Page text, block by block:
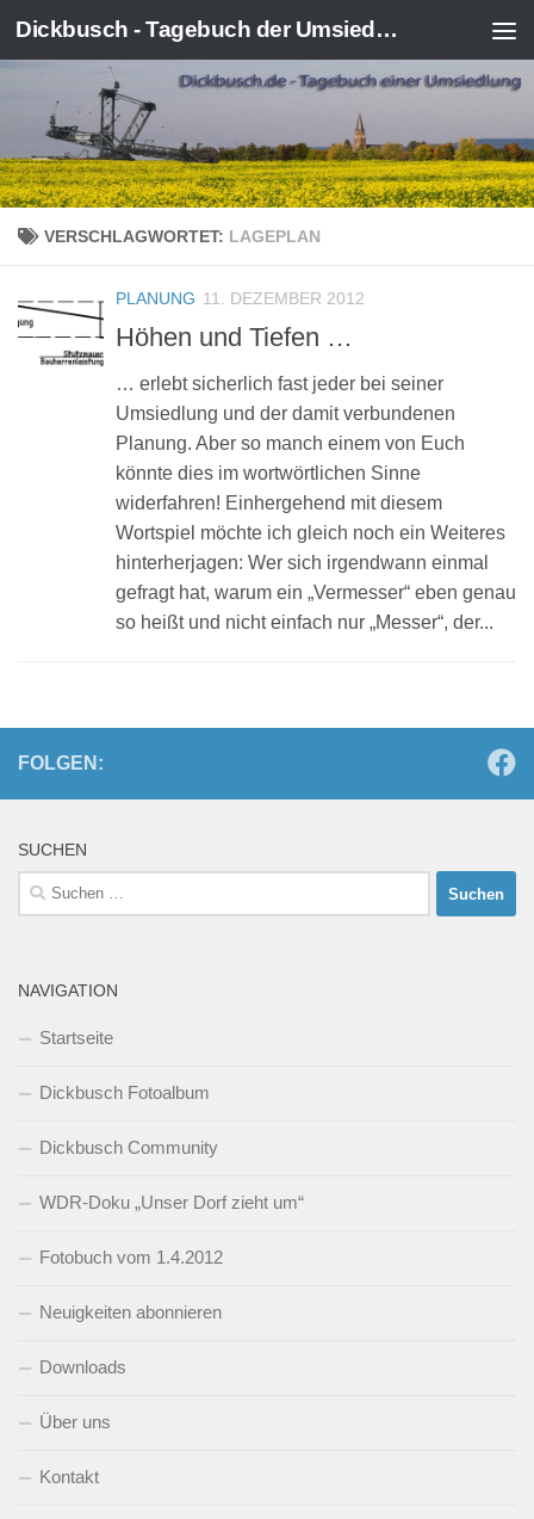
Zum Inhalt springen Dickbusch - Tagebuch der Umsiedlung von Kerpen-Manheim
VERSCHLAGWORTET: LAGEPLAN
PLANUNG 11. DEZEMBER 2012
Höhen und Tiefen …
… erlebt sicherlich fast jeder bei seiner
Umsiedlung und der damit verbundenen
Planung. Aber so manch einem von Euch
könnte dies im wortwörtlichen Sinne
widerfahren! Einhergehend mit diesem
Wortspiel möchte ich gleich noch ein Weiteres
hinterherjagen: Wer sich irgendwann einmal
gefragt hat, warum ein „Vermesser“ eben genau
so heißt und nicht einfach nur „Messer“, der...
FOLGEN:
SUCHEN
Suchen
nach:
NAVIGATION
Startseite
Dickbusch Fotoalbum
Dickbusch Community
WDR-Doku „Unser Dorf zieht um“
Fotobuch vom 1.4.2012
Neuigkeiten abonnieren
Downloads
Über uns
Kontakt